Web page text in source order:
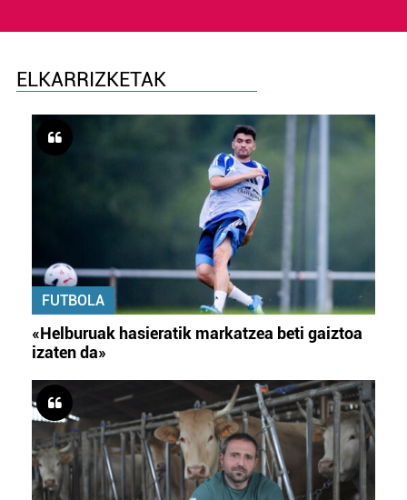
ELKARRIZKETAK
FUTBOLA
«Helburuak hasieratik markatzea beti gaiztoa
izaten da»